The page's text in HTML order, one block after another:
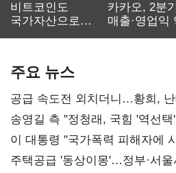
비트코인도
국가자산으로…'
카카오, 2분기
매출·영업익
주요 뉴스
공급 속도전 외치더니…황희,
리모델링' 제안
송영길 측 "정청래, 국힘 '역선
총선 지휘 못해"
이 대통령 "국가폭력 피해자에
진실 밝혀야"
주택공급 '동상이몽'…정부·서